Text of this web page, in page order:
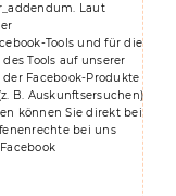
. Laut
Tools und für die
Tools auf unserer
Facebook-Produkte
B. Auskunftsersuchen)
können Sie direkt bei
bei uns